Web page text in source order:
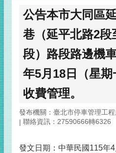
公告本市大同區
巷（延平北路2段
段）路段路邊機
年5月18日（星期
收費管理。
發布機關：臺北市停車管理工
聯絡資訊：27590666轉6326
發文日期：中華民國115年4